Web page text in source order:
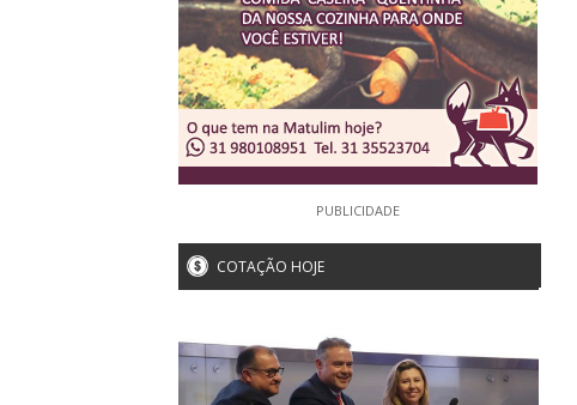
PUBLICIDADE
COTAÇÃO HOJE